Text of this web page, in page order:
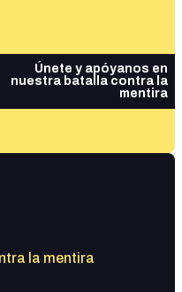
Únete y apóyanos en
nuestra batalla contra la
mentira
la mentira